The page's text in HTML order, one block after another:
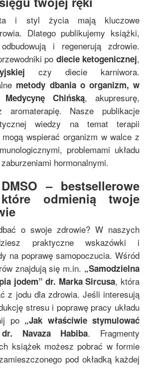
i styl życia mają kluczowe
Dlatego publikujemy książki,
i regenerują zdrowie.
po diecie ketogenicznej,
czy diecie karniwora.
metody dbania o organizm, w
Medycynę Chińską, akupresurę,
aromaterapię. Nasze publikacje
wiedzy na temat terapii
wspierać organizm w walce z
problemami układu
hormonalnymi.
– bestsellerowe
odmienią twoje
o swoje zdrowie? W naszych
praktyczne wskazówki i
na poprawę samopoczucia. Wśród
znajdują się m.in. „Samodzielna
jodem”dr. Marka Sircusa, która
z jodu dla zdrowia. Jeśli interesują
stresu i poprawę pracy układu
po „Jak właściwie stymulować
dr. Navaza Habiba. Fragmenty
książek możesz pobrać w formie
pod okładką każdej